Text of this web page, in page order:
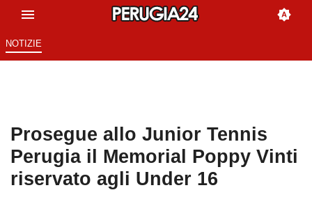
NOTIZIE
Prosegue allo Junior Tennis
Perugia il Memorial Poppy Vinti
riservato agli Under 16